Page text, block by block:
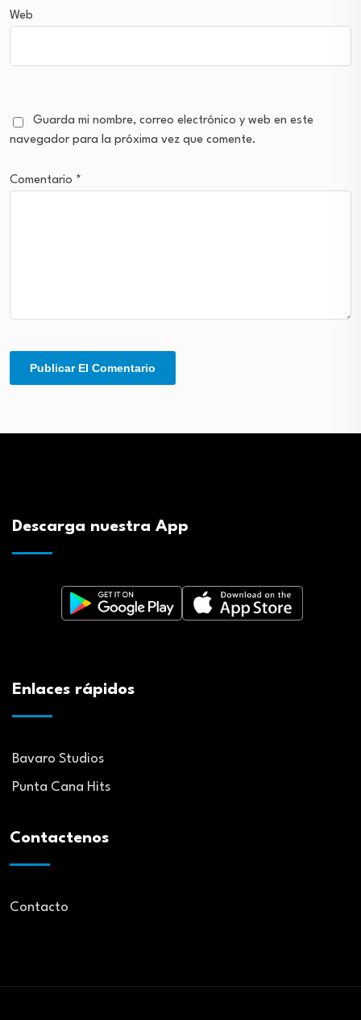
Web
Guarda mi nombre, correo electrónico y web en este
navegador para la próxima vez que comente.
Comentario *
Descarga nuestra App
Enlaces rápidos
Bavaro Studios
Punta Cana Hits
Contactenos
Contacto